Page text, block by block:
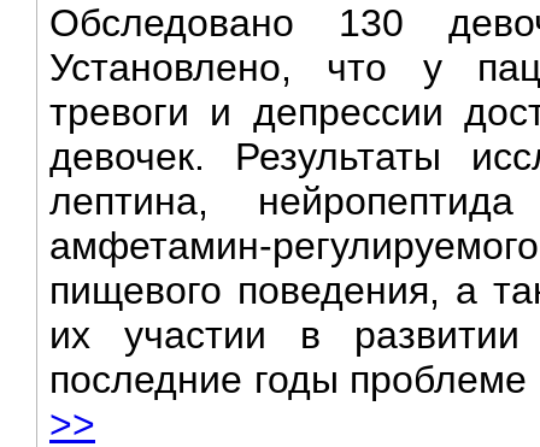
Обследовано 130
Установлено, что у
тревоги и депрессии
девочек. Результаты
лептина,
амфетамин-
пищевого поведения, а
их участии в
последние годы
>>